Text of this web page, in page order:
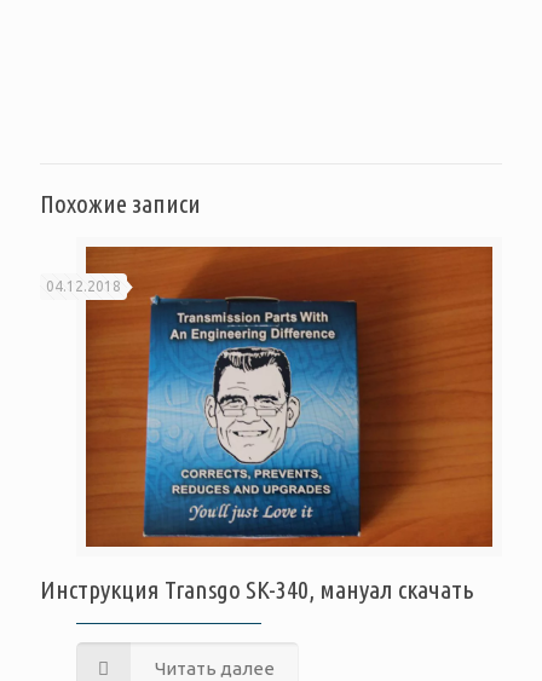
Похожие записи
04.12.2018
Инструкция Transgo SK-340, мануал скачать
Читать далее